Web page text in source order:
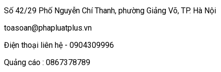
Số 42/29 Phố Nguyễn Chí Thanh, phường Giảng Võ, TP. Hà Nội
toasoan@phapluatplus.vn
Điện thoại liên hệ - 0904309996
Quảng cáo : 0867378789